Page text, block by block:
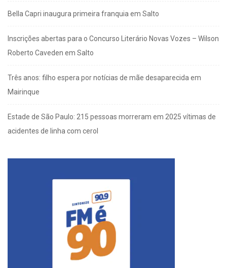
Bella Capri inaugura primeira franquia em Salto
Inscrições abertas para o Concurso Literário Novas Vozes – Wilson
Roberto Caveden em Salto
Três anos: filho espera por notícias de mãe desaparecida em
Mairinque
Estade de São Paulo: 215 pessoas morreram em 2025 vítimas de
acidentes de linha com cerol